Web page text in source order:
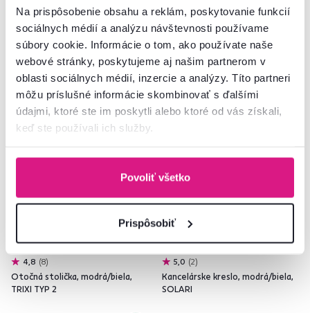
Na prispôsobenie obsahu a reklám, poskytovanie funkcií
sociálnych médií a analýzu návštevnosti používame
súbory cookie. Informácie o tom, ako používate naše
webové stránky, poskytujeme aj našim partnerom v
oblasti sociálnych médií, inzercie a analýzy. Títo partneri
môžu príslušné informácie skombinovať s ďalšími
údajmi, ktoré ste im poskytli alebo ktoré od vás získali,
keď ste používali ich služby.
Povoliť všetko
Prispôsobiť
2 Materiál, 5 Farba - detailná
Akcia Vynáška
4,8 8
Otočná stolička, modrá/biela,
TRIXI TYP 2
Vynáška Novinka
5,0 2
Kancelárske kreslo, modrá/biela,
SOLARI